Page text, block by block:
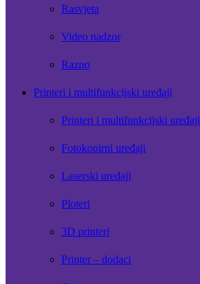
Rasvjeta
Video nadzor
Razno
Printeri i multifunkcijski uređaji
Printeri i multifunkcijski uređaji
Fotokopirni uređaji
Laserski uređaji
Ploteri
3D printeri
Printer – dodaci